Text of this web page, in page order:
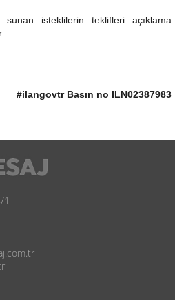
sunan isteklilerin teklifleri açıklama
#ilangovtr Basın no ILN02387983
1